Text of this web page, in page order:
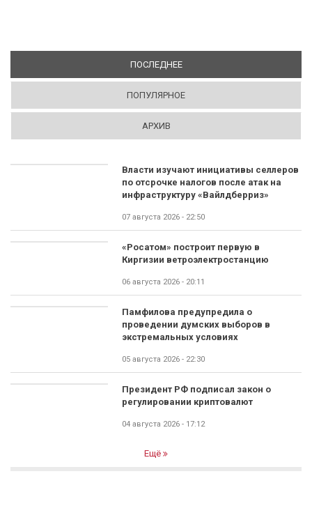
ПОСЛЕДНЕЕ(АКТИВНАЯ ВКЛАДКА)
ПОПУЛЯРНОЕ
АРХИВ
Власти изучают инициативы селлеров
по отсрочке налогов после атак на
инфраструктуру «Вайлдберриз»
07 августа 2026 - 22:50
«Росатом» построит первую в
Киргизии ветроэлектростанцию
06 августа 2026 - 20:11
Памфилова предупредила о
проведении думских выборов в
экстремальных условиях
05 августа 2026 - 22:30
Президент РФ подписал закон о
регулировании криптовалют
04 августа 2026 - 17:12
Ещё